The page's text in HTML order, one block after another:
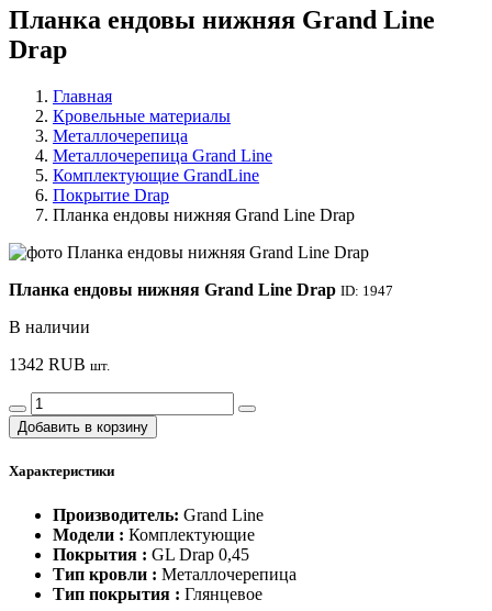
Планка ендовы нижняя Grand Line
Drap
Главная
Кровельные материалы
Металлочерепица
Металлочерепица Grand Line
Комплектующие GrandLine
Покрытие Drap
Планка ендовы нижняя Grand Line Drap
Планка ендовы нижняя Grand Line Drap ID: 1947
В наличии
1342 RUB шт.
Добавить в корзину
Характеристики
Производитель: Grand Line
Модели : Комплектующие
Покрытия : GL Drap 0,45
Тип кровли : Металлочерепица
Тип покрытия : Глянцевое